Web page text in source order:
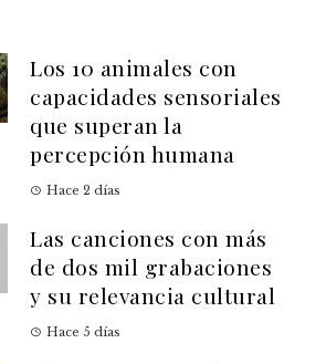
Los 10 animales con
capacidades sensoriales
que superan la
percepción humana
Hace 2 días
Las canciones con más
de dos mil grabaciones
y su relevancia cultural
Hace 5 días